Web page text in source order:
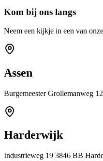
Kom bij ons langs
Neem een kijkje in een van
Assen
Burgemeester Grollemanweg
Harderwijk
Industrieweg 19 3846 BB